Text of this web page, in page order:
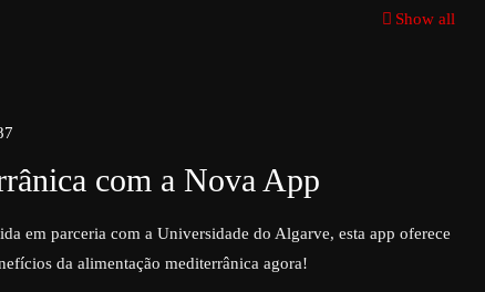
Show all
com a Nova App
em parceria com a Universidade do Algarve, esta app oferece
da alimentação mediterrânica agora!